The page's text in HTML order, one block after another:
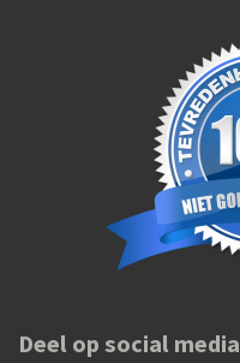
Deel op social media